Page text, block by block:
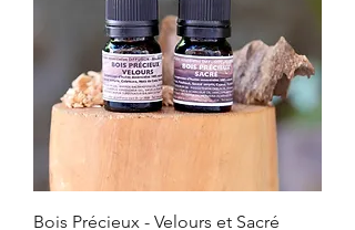
Bois Précieux - Velours et Sacré